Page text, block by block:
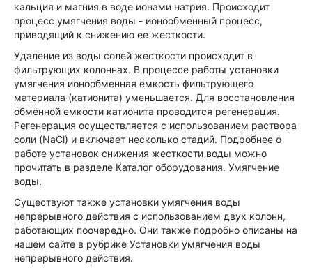
кальция и магния в воде ионами натрия. Происходит
процесс умягчения воды - ионообменный процесс,
приводящий к снижению ее жесткости.
Удаление из воды солей жесткости происходит в
фильтрующих колоннах. В процессе работы установки
умягчения ионообменная емкость фильтрующего
материала (катионита) уменьшается. Для восстановления
обменной емкости катионита проводится регенерация.
Регенерация осуществляется с использованием раствора
соли (NaCl) и включает несколько стадий. Подробнее о
работе установок снижения жесткости воды можно
прочитать в разделе Каталог оборудования. Умягчение
воды.
Существуют также установки умягчения воды
непрерывного действия с использованием двух колонн,
работающих поочередно. Они также подробно описаны на
нашем сайте в рубрике Установки умягчения воды
непрерывного действия.